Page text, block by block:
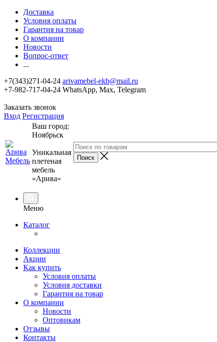
Доставка
Условия оплаты
Гарантия на товар
О компании
Новости
Вопрос-ответ
...
+7(343)271-04-24 arivamebel-ekb@mail.ru
+7-982-717-04-24 WhatsApp, Max, Telegram
Заказать звонок
Вход Регистрация
Ваш город:
Ноябрьск
Уникальная
плетеная
мебель
«Арива»
Меню
Каталог
Коллекции
Акции
Как купить
Условия оплаты
Условия доставки
Гарантия на товар
О компании
Новости
Оптовикам
Отзывы
Контакты